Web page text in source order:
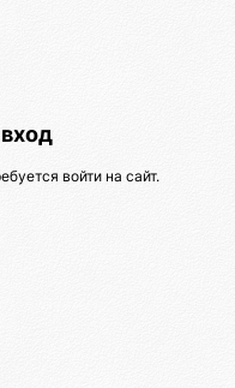
войти на сайт.